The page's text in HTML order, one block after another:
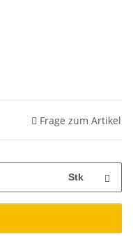
Frage zum Artikel
Stk